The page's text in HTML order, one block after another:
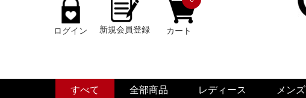
ログイン 新規会員登録 カート
すべて 全部商品 レディース メンズ